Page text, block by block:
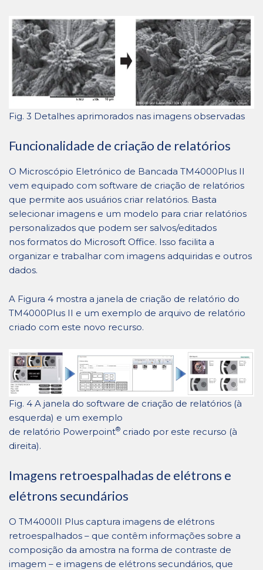
Fig. 3 Detalhes aprimorados nas imagens observadas
Funcionalidade de criação de relatórios
O Microscópio Eletrónico de Bancada TM4000Plus II
vem equipado com software de criação de relatórios
que permite aos usuários criar relatórios. Basta
selecionar imagens e um modelo para criar relatórios
personalizados que podem ser salvos/editados
nos formatos do Microsoft Office. Isso facilita a
organizar e trabalhar com imagens adquiridas e outros
dados.
A Figura 4 mostra a janela de criação de relatório do
TM4000Plus II e um exemplo de arquivo de relatório
criado com este novo recurso.
Fig. 4 A janela do software de criação de relatórios (à
esquerda) e um exemplo
de relatório Powerpoint® criado por este recurso (à
direita).
Imagens retroespalhadas de elétrons e
elétrons secundários
O TM4000II Plus captura imagens de elétrons
retroespalhados – que contêm informações sobre a
composição da amostra na forma de contraste de
imagem – e imagens de elétrons secundários, que